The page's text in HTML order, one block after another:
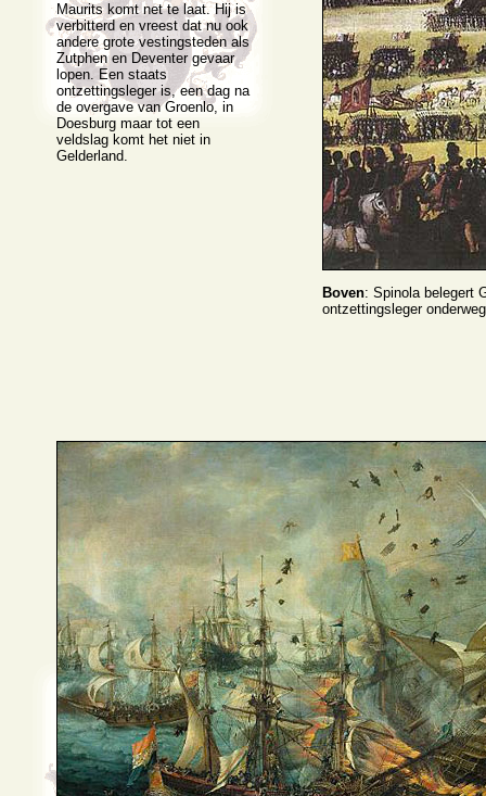
Maurits komt net te laat. Hij is
verbitterd en vreest dat nu ook
andere grote vestingsteden als
Zutphen en Deventer gevaar
lopen. Een staats
ontzettingsleger is, een dag na
de overgave van Groenlo, in
Doesburg maar tot een
veldslag komt het niet in
Gelderland.
Boven: Spinola belegert
ontzettingsleger